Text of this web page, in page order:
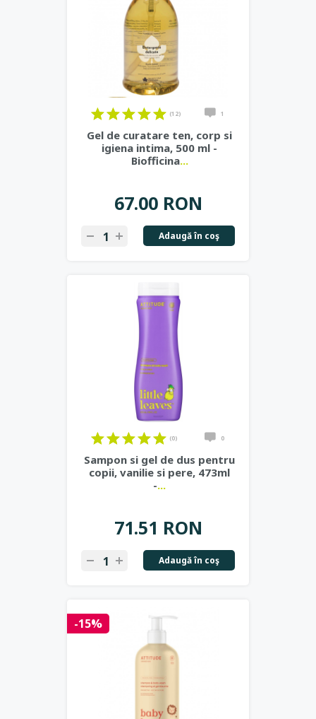
(12) 1
Gel de curatare ten, corp si
igiena intima, 500 ml -
Biofficina...
67.00 RON
Adaugă în coş
(0) 0
Sampon si gel de dus pentru
copii, vanilie si pere, 473ml
-...
71.51 RON
Adaugă în coş
-15%